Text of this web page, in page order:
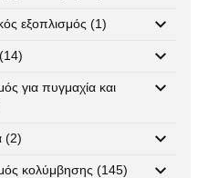
εξοπλισμός (1)
για πυγμαχία και
(2)
κολύμβησης (145)